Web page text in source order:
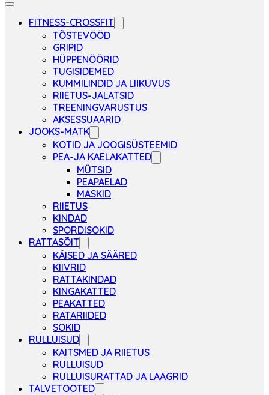
FITNESS-CROSSFIT
TÕSTEVÖÖD
GRIPID
HÜPPENÖÖRID
TUGISIDEMED
KUMMILINDID JA LIIKUVUS
RIIETUS-JALATSID
TREENINGVARUSTUS
AKSESSUAARID
JOOKS-MATK
KOTID JA JOOGISÜSTEEMID
PEA-JA KAELAKATTED
MÜTSID
PEAPAELAD
MASKID
RIIETUS
KINDAD
SPORDISOKID
RATTASÕIT
KÄISED JA SÄÄRED
KIIVRID
RATTAKINDAD
KINGAKATTED
PEAKATTED
RATARIIDED
SOKID
RULLUISUD
KAITSMED JA RIIETUS
RULLUISUD
RULLUISURATTAD JA LAAGRID
TALVETOOTED